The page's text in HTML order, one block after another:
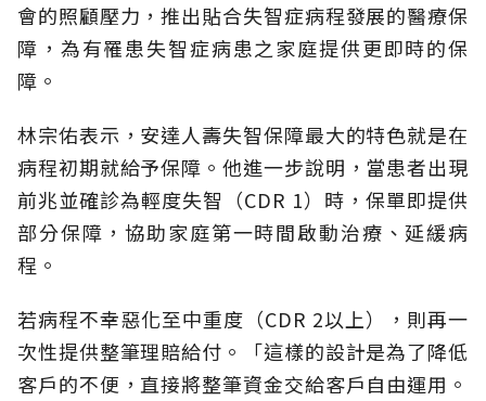
會的照顧壓力，推出貼合失智症病程發展的醫療保
障，為有罹患失智症病患之家庭提供更即時的保
障。
林宗佑表示，安達人壽失智保障最大的特色就是在
病程初期就給予保障。他進一步說明，當患者出現
前兆並確診為輕度失智（CDR 1）時，保單即提供
部分保障，協助家庭第一時間啟動治療、延緩病
程。
若病程不幸惡化至中重度（CDR 2以上），則再一
次性提供整筆理賠給付。「這樣的設計是為了降低
客戶的不便，直接將整筆資金交給客戶自由運用。